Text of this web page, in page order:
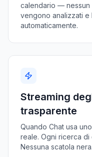
calendario — nessun
vengono analizzati e
automaticamente.
Streaming
trasparente
Quando Chat usa
reale. Ogni ricerca di
Nessuna scatola nera.